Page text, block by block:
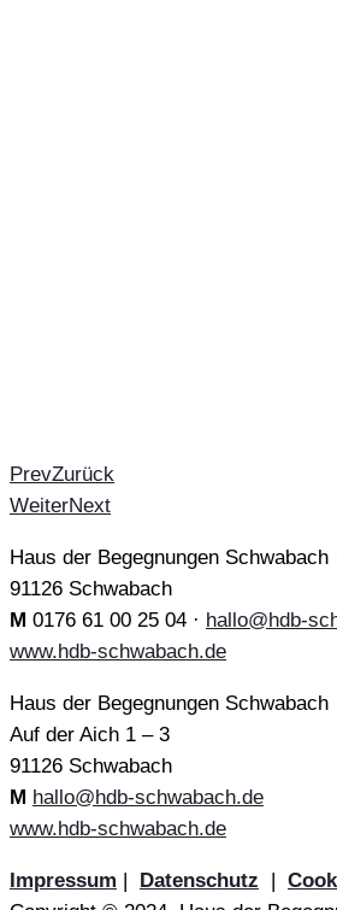
PrevZurück
WeiterNext
Haus der Begegnungen Schwabach
91126 Schwabach
M 0176 61 00 25 04 · hallo@hdb-
www.hdb-schwabach.de
Haus der Begegnungen Schwabach
Auf der Aich 1 – 3
91126 Schwabach
M hallo@hdb-schwabach.de
www.hdb-schwabach.de
Impressum | Datenschutz |